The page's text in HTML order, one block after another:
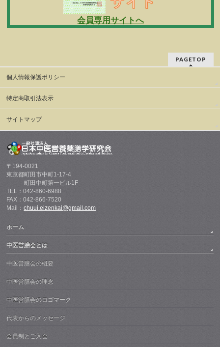
会員専用サイトへ
PAGETOP
個人情報保護ポリシー
特定商取引法表示
サイトマップ
〒194-0021
東京都町田市中町1-17-4
町田中町第一ビル1F
TEL：042-860-6988
FAX：042-866-7520
Mail：chuui.eizenkai@gmail.com
ホーム
中医営膳会とは
中医営膳会の概要
中医営膳会の理念
中医営膳会のロゴマーク
代表からのメッセージ
会員制とご入会